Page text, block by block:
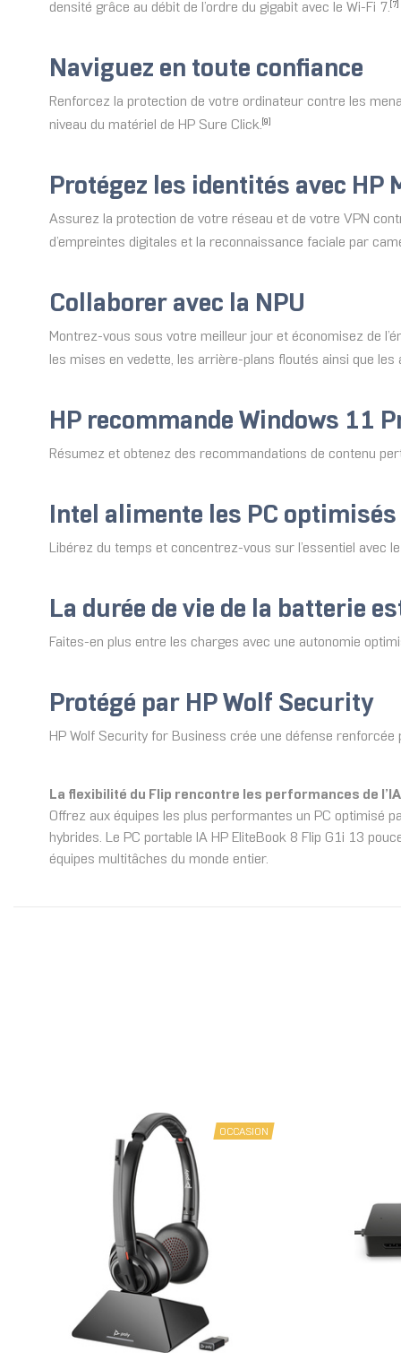
densité grâce au débit de l’ordre du gigabit avec le Wi-Fi 7. [7]
Naviguez en toute confiance
Renforcez la protection de votre ordinateur contre les
niveau du matériel de HP Sure Click. [9]
Protégez les identités avec
Assurez la protection de votre réseau et de votre VPN
d’empreintes digitales et la reconnaissance faciale par
Collaborer avec la NPU
Montrez-vous sous votre meilleur jour et économisez de
les mises en vedette, les arrière-plans floutés ainsi que les
HP recommande Windows 11
Résumez et obtenez des recommandations de contenu
Intel alimente les PC optimisés
Libérez du temps et concentrez-vous sur l’essentiel avec
La durée de vie de la batterie
Faites-en plus entre les charges avec une autonomie
Protégé par HP Wolf Security
HP Wolf Security for Business crée une défense
La flexibilité du Flip rencontre les performances de
Offrez aux équipes les plus performantes un PC optimisé
hybrides. Le PC portable IA HP EliteBook 8 Flip G1i 13
équipes multitâches du monde entier.
OCCASION